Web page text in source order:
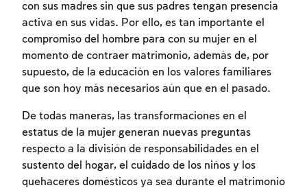
con sus madres sin que sus padres tengan presencia
activa en sus vidas. Por ello, es tan importante el
compromiso del hombre para con su mujer en el
momento de contraer matrimonio, además de, por
supuesto, de la educación en los valores familiares
que son hoy más necesarios aún que en el pasado.
De todas maneras, las transformaciones en el
estatus de la mujer generan nuevas preguntas
respecto a la división de responsabilidades en el
sustento del hogar, el cuidado de los niños y los
quehaceres domésticos ya sea durante el matrimonio
Inscripcion Conectarse